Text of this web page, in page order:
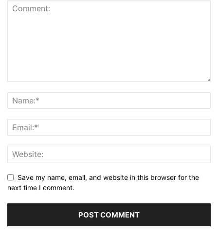
Save my name, email, and website in this browser for the
next time I comment.